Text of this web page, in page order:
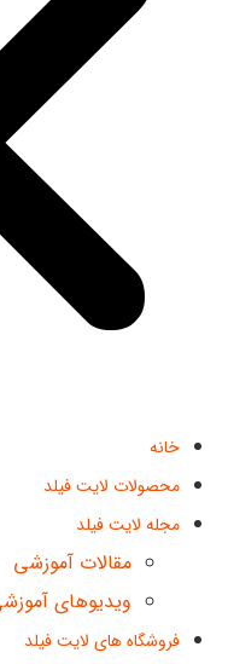
خانه
محصولات لایت فیلد
مجله لایت فیلد
مقالات آموزشی
ویدیوهای آموزشی
فروشگاه های لایت فیلد